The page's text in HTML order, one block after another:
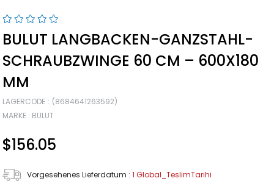
BULUT LANGBACKEN-GANZSTAHL-
SCHRAUBZWINGE 60 CM – 600X180
MM
LAGERCODE
(8684641263592)
MARKE : BULUT
$156.05
Vorgesehenes Lieferdatum : 1 Global_TeslimTarihi